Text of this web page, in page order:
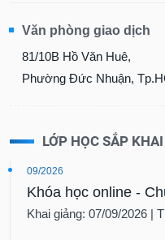
Văn phòng giao dịch
81/10B Hồ Văn Huê,
Phường Đức Nhuận,
LỚP HỌC SẮP
09/2026
Khóa học online -
Khai giảng: 07/09/2026 |